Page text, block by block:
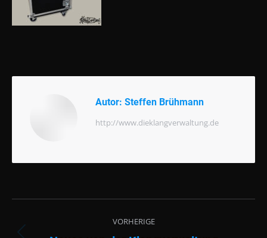
Autor: Steffen Brühmann
http://www.dieklangverwaltung.de
VORHERIGE